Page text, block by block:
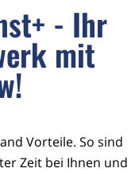
- Ihr
mit
Vorteile. So sind
Zeit bei Ihnen und